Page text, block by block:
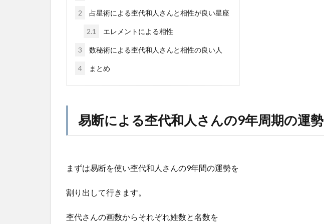
2 占星術による杢代和人さんと相性が良い星座
2.1 エレメントによる相性
3 数秘術による杢代和人さんと相性の良い人
4 まとめ
易断による杢代和人さんの9年周期の運勢
まずは易断を使い杢代和人さんの9年間の運勢を
割り出して行きます。
杢代さんの画数からそれぞれ姓数と名数を